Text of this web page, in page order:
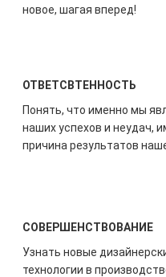
новое, шагая вперед!
ОТВЕТСВТЕННОСТЬ
Понять, что именно мы
наших успехов и неудач,
причина результатов
СОВЕРШЕНСТВОВАНИЕ
Узнать новые
технологии в